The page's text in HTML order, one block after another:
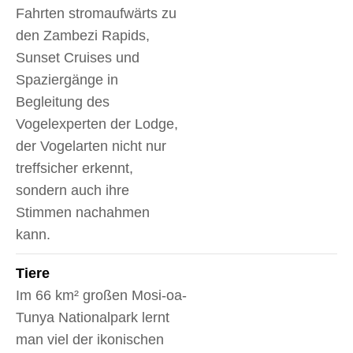
Fahrten stromaufwärts zu
den Zambezi Rapids,
Sunset Cruises und
Spaziergänge in
Begleitung des
Vogelexperten der Lodge,
der Vogelarten nicht nur
treffsicher erkennt,
sondern auch ihre
Stimmen nachahmen
kann.
Tiere
Im 66 km² großen Mosi-oa-
Tunya Nationalpark lernt
man viel der ikonischen